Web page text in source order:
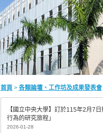
首頁 > 各類論壇、工作坊及成果發表會
【國立中央大學】訂於115年2月7
行為的研究旅程」
2026-01-28